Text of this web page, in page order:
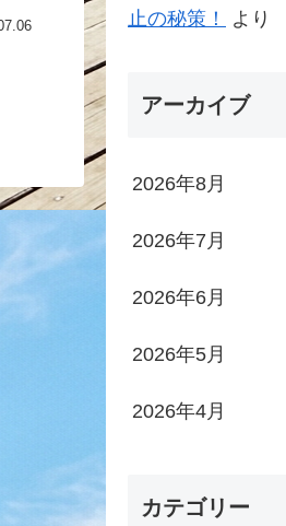
止の秘策！
より
アーカイブ
2026年8月
2026年7月
2026年6月
2026年5月
2026年4月
カテゴリー